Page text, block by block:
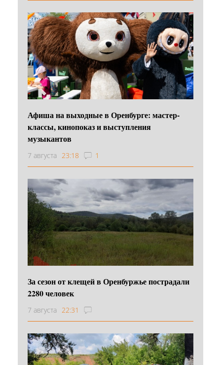
Афиша на выходные в Оренбурге: мастер-
классы, кинопоказ и выступления
музыкантов
7 августа 23:18 1
За сезон от клещей в Оренбуржье пострадали
2280 человек
7 августа 22:31